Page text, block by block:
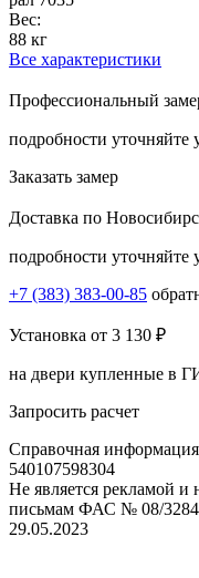
Вес:
88 кг
Все характеристики
Профессиональный
подробности уточняйте
Заказать замер
Доставка по
подробности уточняйте
+7 (383) 383-00-85
Установка от 3 130 ₽
на двери купленные в
Запросить расчет
Справочная
540107598304
Не является рекламой и
письмам ФАС № 08/
29.05.2023